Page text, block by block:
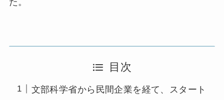
た。
目次
文部科学省から民間企業を経て、スタート